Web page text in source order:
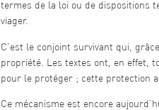
termes de la loi ou de dispositions
viager.
C’est le conjoint survivant qui,
propriété. Les textes ont, en effet,
pour le protéger ; cette protection
Ce mécanisme est encore